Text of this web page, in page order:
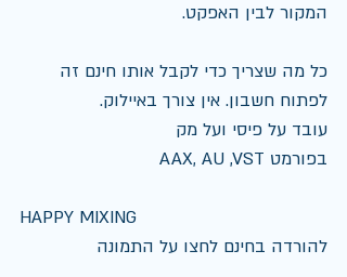
המקור לבין האפקט.
כל מה שצריך כדי לקבל אותו חינם זה
לפתוח חשבון. אין צורך באיילוק.
עובד על פיסי ועל מק
בפורמט AAX, AU ,VST
HAPPY MIXING
להורדה בחינם לחצו על התמונה